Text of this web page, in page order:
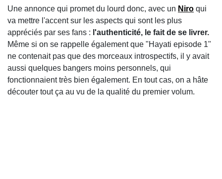
Une annonce qui promet du lourd donc, avec un Niro qui
va mettre l'accent sur les aspects qui sont les plus
appréciés par ses fans : l'authenticité, le fait de se livrer.
Même si on se rappelle également que "Hayati episode 1"
ne contenait pas que des morceaux introspectifs, il y avait
aussi quelques bangers moins personnels, qui
fonctionnaient très bien également. En tout cas, on a hâte
découter tout ça au vu de la qualité du premier volum.